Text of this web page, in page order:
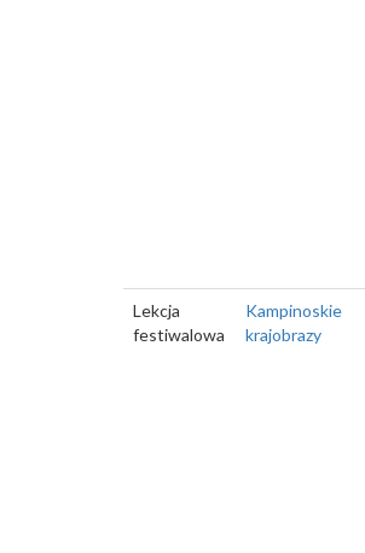
Lekcja
festiwalowa
Kampinoskie
krajobrazy